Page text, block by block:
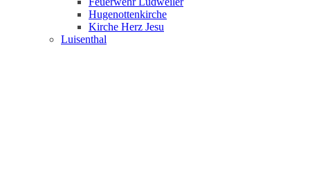
Hugenottenkirche
Kirche Herz Jesu
Luisenthal